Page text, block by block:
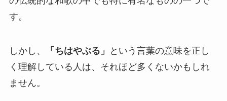
す。
しかし、 「ちはやぶる」
という言葉の意味を正し
く理解している人は、それほど多くないかもしれ
ません。